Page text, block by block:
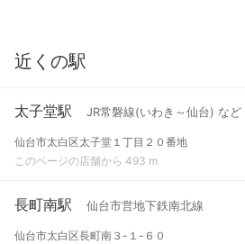
近くの駅
太子堂駅 JR常磐線(いわき～仙台) など
仙台市太白区太子堂１丁目２０番地
このページの店舗から 493 m
長町南駅 仙台市営地下鉄南北線
仙台市太白区長町南３-１-６０